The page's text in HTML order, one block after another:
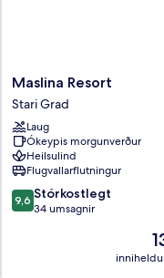
Maslina
Resort
Stari
Grad
Maslina Resort
Stari Grad
Laug
Ókeypis morgunverður
Heilsulind
Flugvallarflutningur
9.6
af
9,6 Stórkostlegt
34 umsagnir
er